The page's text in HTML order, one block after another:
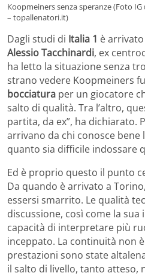
Koopmeiners senza speranze (Foto
– topallenatori.it)
Dagli studi di Italia 1 è
Alessio Tacchinardi, ex
ha letto la situazione senza
strano vedere Koopmeiners
bocciatura per un giocatore
salto di qualità. Tra l’altro,
partita, da ex”, ha dichiarato.
arrivano da chi conosce bene
quanto sia difficile indossare
Ed è proprio questo il punto
Da quando è arrivato a Torino,
essersi smarrito. Le qualità
discussione, così come la
capacità di interpretare più
inceppato. La continuità non
prestazioni sono state
il salto di livello, tanto atteso,